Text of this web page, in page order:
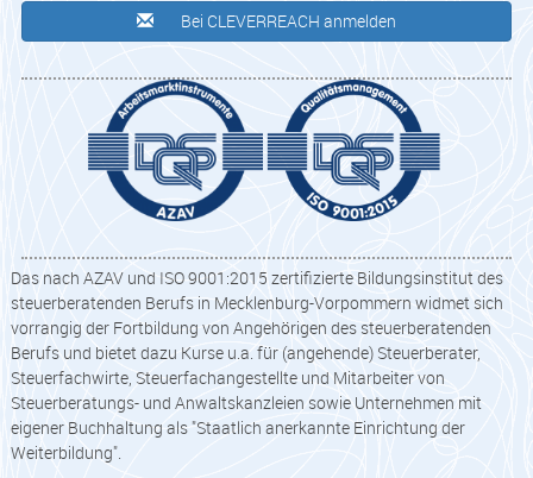
Bei CLEVERREACH anmelden
Das nach AZAV und ISO 9001:2015 zertifizierte Bildungsinstitut des
steuerberatenden Berufs in Mecklenburg-Vorpommern widmet sich
vorrangig der Fortbildung von Angehörigen des steuerberatenden
Berufs und bietet dazu Kurse u.a. für (angehende) Steuerberater,
Steuerfachwirte, Steuerfachangestellte und Mitarbeiter von
Steuerberatungs- und Anwaltskanzleien sowie Unternehmen mit
eigener Buchhaltung als "Staatlich anerkannte Einrichtung der
Weiterbildung".